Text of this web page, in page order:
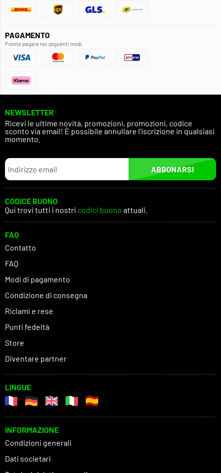
PAGAMENTO
Potete pagare nei seguenti modi.
NEWSLETTER
Ricevi le ultime novità, promozioni, promozioni, codice
sconto via email! È possibile annullare l'iscrizione in qualsiasi
momento.
ABBONARSI
CODICE BUONO
Qui trovi tutti i nostri codici buono attuali.
FAQ
Contatto
FAQ
Modi di pagamento
Condizione di consegna
Riclami e rese
Punti fedeltà
Store
Diventare partner
LINGUE
INFORMAZIONE
Condizioni generali
Dati societari